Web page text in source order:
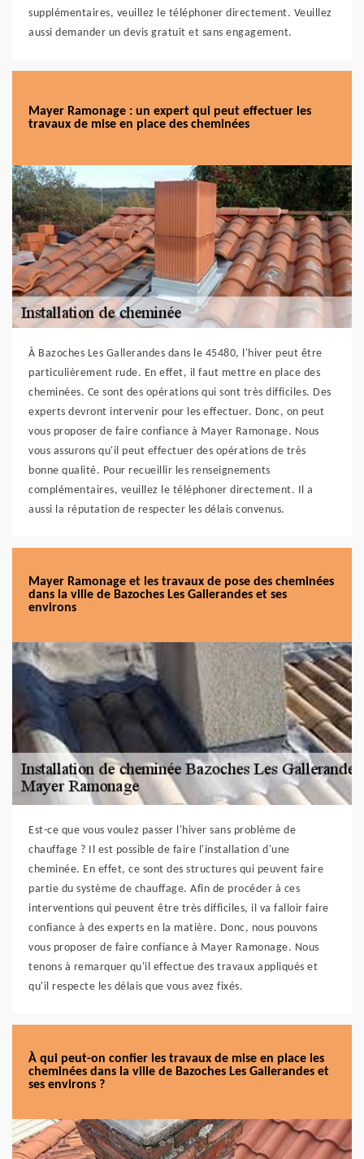
supplémentaires, veuillez le téléphoner directement. Veuillez
aussi demander un devis gratuit et sans engagement.
Mayer Ramonage : un expert qui peut effectuer les
travaux de mise en place des cheminées
À Bazoches Les Gallerandes dans le 45480, l'hiver peut être
particulièrement rude. En effet, il faut mettre en place des
cheminées. Ce sont des opérations qui sont très difficiles. Des
experts devront intervenir pour les effectuer. Donc, on peut
vous proposer de faire confiance à Mayer Ramonage. Nous
vous assurons qu'il peut effectuer des opérations de très
bonne qualité. Pour recueillir les renseignements
complémentaires, veuillez le téléphoner directement. Il a
aussi la réputation de respecter les délais convenus.
Mayer Ramonage et les travaux de pose des cheminées
dans la ville de Bazoches Les Gallerandes et ses
environs
Est-ce que vous voulez passer l'hiver sans problème de
chauffage ? Il est possible de faire l'installation d'une
cheminée. En effet, ce sont des structures qui peuvent faire
partie du système de chauffage. Afin de procéder à ces
interventions qui peuvent être très difficiles, il va falloir faire
confiance à des experts en la matière. Donc, nous pouvons
vous proposer de faire confiance à Mayer Ramonage. Nous
tenons à remarquer qu'il effectue des travaux appliqués et
qu'il respecte les délais que vous avez fixés.
À qui peut-on confier les travaux de mise en place les
cheminées dans la ville de Bazoches Les Gallerandes et
ses environs ?